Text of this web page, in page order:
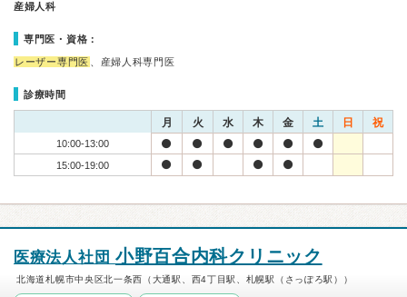
産婦人科
専門医・資格：
レーザー専門医 、産婦人科専門医
診療時間
月 火 水 木 金 土 日 祝
10:00-13:00
15:00-19:00
医療法人社団 小野百合内科クリニック
北海道札幌市中央区北一条西（大通駅、西4丁目駅、札幌駅（さっぽろ駅））